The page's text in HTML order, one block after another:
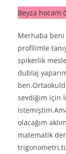
Beyza hocam
Merhaba
profilimle
spikerlik
dublaj
sevdiğim için
olacağım
matematik